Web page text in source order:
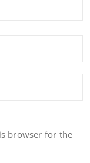
browser for the